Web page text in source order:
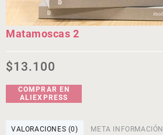
Matamoscas 2
$13.100
COMPRAR EN
ALIEXPRESS
VALORACIONES (0) META INFORMACIÓN